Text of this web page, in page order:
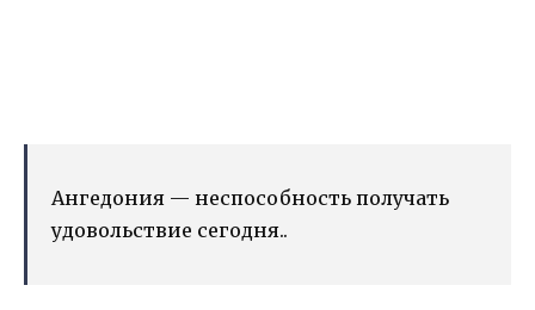
Ангедония — неспособность получать
удовольствие сегодня..